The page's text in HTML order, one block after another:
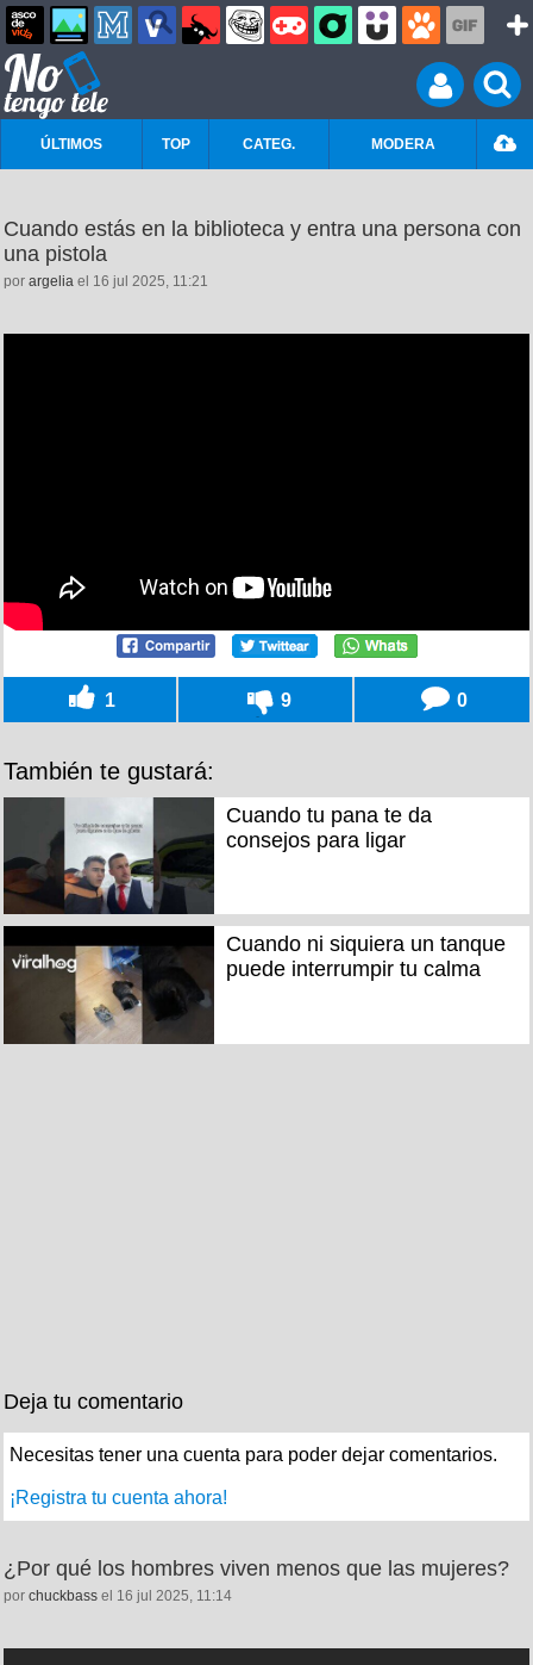
ÚLTIMOS TOP CATEG. MODERA
Cuando estás en la biblioteca y entra una persona con
una pistola
por argelia el 16 jul 2025, 11:21
1 9 0
También te gustará:
Cuando tu pana te da
consejos para ligar
Cuando ni siquiera un tanque
puede interrumpir tu calma
Deja tu comentario
Necesitas tener una cuenta para poder dejar comentarios.
¡Registra tu cuenta ahora!
¿Por qué los hombres viven menos que las mujeres?
por chuckbass el 16 jul 2025, 11:14